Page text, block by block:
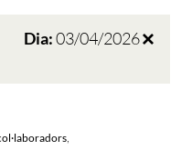
Dia:03/04/2026